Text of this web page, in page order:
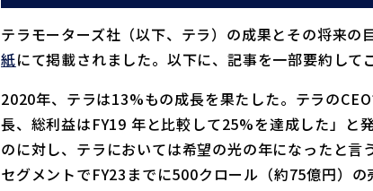
テラモーターズ社（以下、テラ）の成果とその将来
紙にて掲載されました。以下に、記事を一部要約して
2020年、テラは13%もの成長を果たした。テラの
長、総利益はFY19 年と比較して25%を達成した」と
のに対し、テラにおいては希望の光の年になったと
セグメントでFY23までに500クロール（約75億円）の